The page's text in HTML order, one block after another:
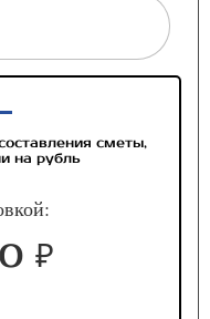
сметы,
на рубль
₽